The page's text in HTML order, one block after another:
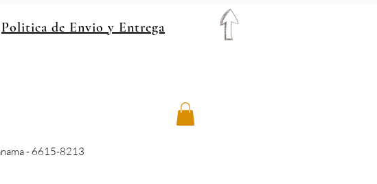
Politica de Envio y Entrega
- 6615-8213